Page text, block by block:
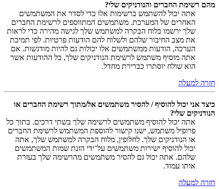
מהם רשימת החברים והנודניקים שלי?
אתה יכול להשתמש ברשימות אלו כדי לסדר את המשתמשים
האחרים של המערכת. משתמשים המתווספים לרשימת החברים
שלך ירשמו בלוח הבקרה למשתמש שלך לגישה מהירה כדי לראות
את מצב החיבור שלהם ולשלוח להם הודעות פרטיות. לפי תמיכת
הערכה, הודעות ממשתמשים אלו יכולות גם להיות מודגשות. אם
אתה מוסיף משתמש לרשימת הנודניקים שלך, כל ההודעות אשר
הוא שולח יוסתרו כברירת מחדל.
חזרה למעלה
כיצד אני יכול להוסיף / להסיר משתמשים אל/מתוך רשימת החברים או
הנודניקים שלי?
אתה יכול להוסיף משתמשים לרשימה שלך בשתי דרכים. בתוך כל
פרופיל משתמש, ישנו קישור להוספת המשתמש לרשימת החברים
או הנודניקים שלך. לחלופין, מלוח הבקרה למשתמש שלך, אתה
יכול להוסיף ישירות משתמשים על־ידי הזנת שמות המשתמשים
שלהם. אתה יכול גם להסיר משתמשים מהרשימה שלך בעזרת
אותו עמוד.
חזרה למעלה